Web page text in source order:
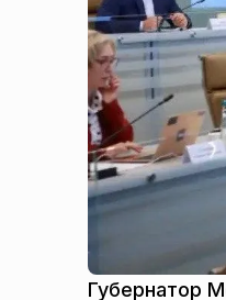
Губернатор